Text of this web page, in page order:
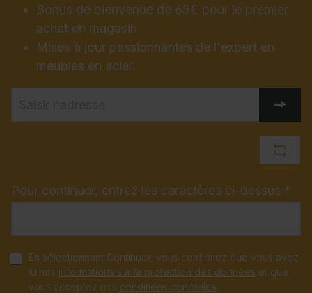
Bonus de bienvenue de 65€ pour le premier
achat en magasin
Mises à jour passionnantes de l'expert en
meubles en acier.
Pour continuer, entrez les caractères ci-dessus *
En sélectionnant Continuer, vous confirmez que vous avez
lu nos informations sur la protection des données et que
vous acceptez nos conditions générales.